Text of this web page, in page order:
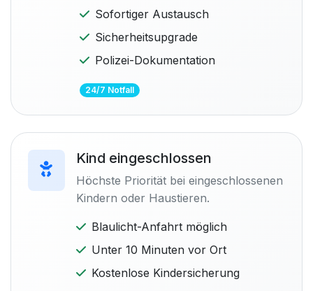
Sofortiger Austausch
Sicherheitsupgrade
Polizei-Dokumentation
24/7 Notfall
Kind eingeschlossen
Höchste Priorität bei eingeschlossenen
Kindern oder Haustieren.
Blaulicht-Anfahrt möglich
Unter 10 Minuten vor Ort
Kostenlose Kindersicherung